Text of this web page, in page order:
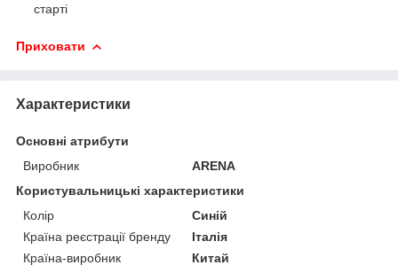
старті
Приховати
Характеристики
Основні атрибути
Виробник
ARENA
Користувальницькі характеристики
Колір
Синій
Країна реєстрації бренду
Італія
Країна-виробник
Китай